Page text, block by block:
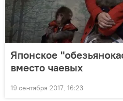
Японское
вместо чаевых
19 сентября 2017, 16:23